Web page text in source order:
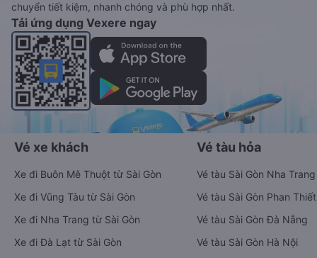
chuyển tiết kiệm, nhanh chóng và phù hợp nhất.
Tải ứng dụng Vexere ngay
Vé xe khách
Xe đi Buôn Mê Thuột từ Sài Gòn
Xe đi Vũng Tàu từ Sài Gòn
Xe đi Nha Trang từ Sài Gòn
Xe đi Đà Lạt từ Sài Gòn
Vé tàu hỏa
Vé tàu Sài Gòn Nha Trang
Vé tàu Sài Gòn Phan Thiết
Vé tàu Sài Gòn Đà Nẵng
Vé tàu Sài Gòn Hà Nội